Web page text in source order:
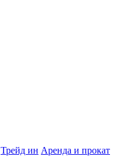
Трейд ин Аренда и прокат